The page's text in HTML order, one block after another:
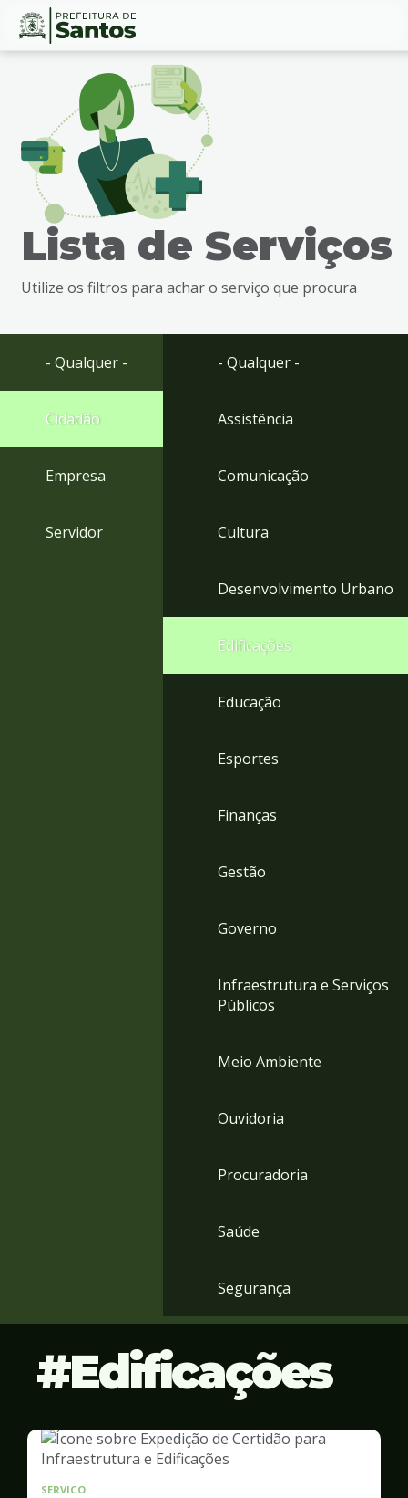
Ir
busca
Ir
rodapé
Conteúdo
Lista de Serviços
Utilize os filtros para achar o serviço que procura
- Qualquer -
Cidadão
Empresa
Servidor
- Qualquer -
Assistência
Comunicação
Cultura
Desenvolvimento Urbano
Edificações
Educação
Esportes
Finanças
Gestão
Governo
Infraestrutura e Serviços
Públicos
Meio Ambiente
Ouvidoria
Procuradoria
Saúde
Segurança
Edificações
SERVICO